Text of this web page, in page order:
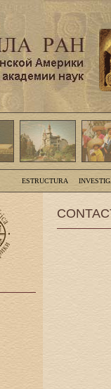
ESTRUCTURA